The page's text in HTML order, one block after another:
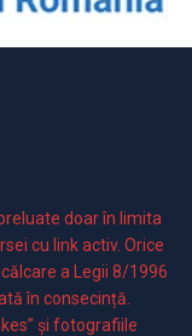
doar în limita
cu link activ. Orice
a Legii 8/1996
în consecință.
și fotografiile